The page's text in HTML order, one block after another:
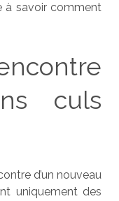
à savoir comment
culs
d’un nouveau
uniquement des